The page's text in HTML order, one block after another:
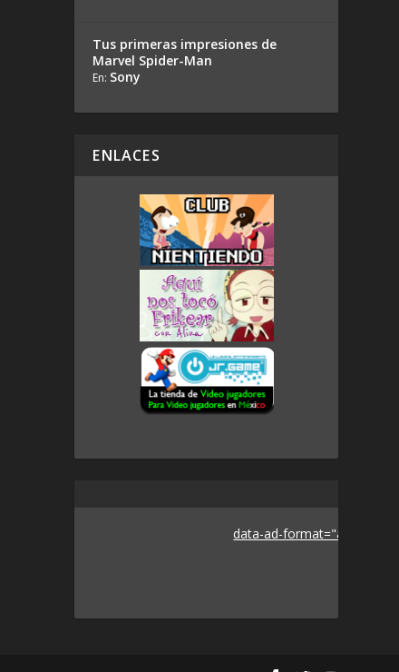
Tus primeras impresiones de
Marvel Spider-Man
En: Sony
ENLACES
data-ad-format="auto">